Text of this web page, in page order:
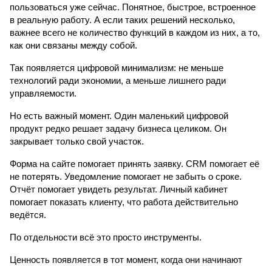
пользоваться уже сейчас. Понятное, быстрое, встроенное
в реальную работу. А если таких решений несколько,
важнее всего не количество функций в каждом из них, а то,
как они связаны между собой.
Так появляется цифровой минимализм: не меньше
технологий ради экономии, а меньше лишнего ради
управляемости.
Но есть важный момент. Один маленький цифровой
продукт редко решает задачу бизнеса целиком. Он
закрывает только свой участок.
Форма на сайте помогает принять заявку. CRM помогает её
не потерять. Уведомление помогает не забыть о сроке.
Отчёт помогает увидеть результат. Личный кабинет
помогает показать клиенту, что работа действительно
ведётся.
По отдельности всё это просто инструменты.
Ценность появляется в тот момент, когда они начинают